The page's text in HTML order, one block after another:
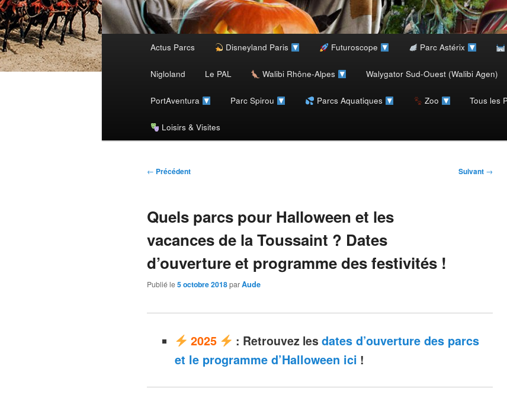
Aller
Actus Parcs Disneyland Paris Futuroscope Parc Astérix
Nigloland Le PAL Walibi Rhône-Alpes Walygator Sud-Ouest (Walibi Agen)
PortAventura Parc Spirou Parcs Aquatiques Zoo Tous les
Loisirs & Visites
Navigation
← Précédent Suivant →
Quels parcs pour Halloween et les
vacances de la Toussaint ? Dates
d’ouverture et programme des festivités !
Publié le5 octobre 2018parAude
2025 : Retrouvez lesdates d’ouverture des parcs
et le programme d’Halloween ici !